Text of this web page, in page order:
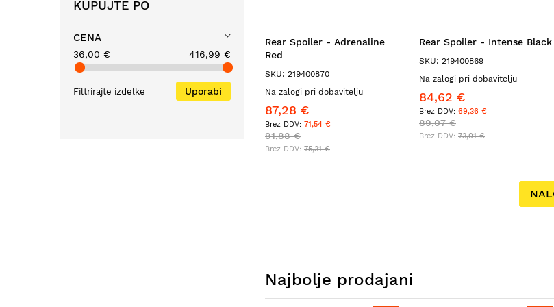
Rear Spoiler - Adrenaline
Red
SKU: 219400870
Na zalogi pri dobavitelju
87,28 €
71,54 €
91,88 €
75,31 €
Rear Spoiler - Intense Black
SKU: 219400869
Na zalogi pri dobavitelju
84,62 €
69,36 €
89,07 €
73,01 €
Najbolje prodajani
KUPUJTE PO
CENA
36,00 € 416,99 €
Filtrirajte izdelke Uporabi